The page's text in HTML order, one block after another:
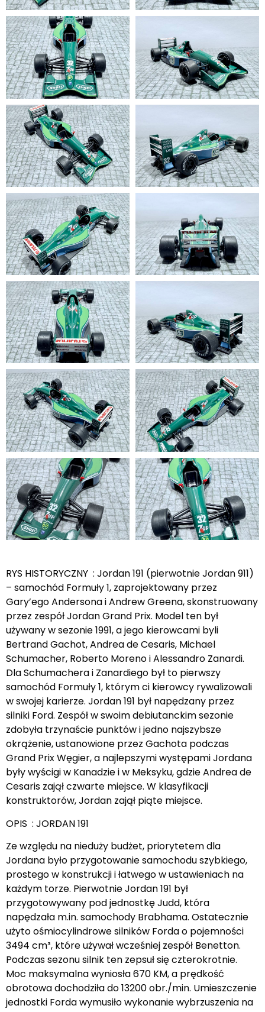
RYS HISTORYCZNY : Jordan 191 (pierwotnie Jordan 911)
– samochód Formuły 1, zaprojektowany przez
Gary’ego Andersona i Andrew Greena, skonstruowany
przez zespół Jordan Grand Prix. Model ten był
używany w sezonie 1991, a jego kierowcami byli
Bertrand Gachot, Andrea de Cesaris, Michael
Schumacher, Roberto Moreno i Alessandro Zanardi.
Dla Schumachera i Zanardiego był to pierwszy
samochód Formuły 1, którym ci kierowcy rywalizowali
w swojej karierze. Jordan 191 był napędzany przez
silniki Ford. Zespół w swoim debiutanckim sezonie
zdobyła trzynaście punktów i jedno najszybsze
okrążenie, ustanowione przez Gachota podczas
Grand Prix Węgier, a najlepszymi występami Jordana
były wyścigi w Kanadzie i w Meksyku, gdzie Andrea de
Cesaris zajął czwarte miejsce. W klasyfikacji
konstruktorów, Jordan zajął piąte miejsce.
OPIS : JORDAN 191
Ze względu na nieduży budżet, priorytetem dla
Jordana było przygotowanie samochodu szybkiego,
prostego w konstrukcji i łatwego w ustawieniach na
każdym torze. Pierwotnie Jordan 191 był
przygotowywany pod jednostkę Judd, która
napędzała m.in. samochody Brabhama. Ostatecznie
użyto ośmiocylindrowe silników Forda o pojemności
3494 cm³, które używał wcześniej zespół Benetton.
Podczas sezonu silnik ten zepsuł się czterokrotnie.
Moc maksymalna wyniosła 670 KM, a prędkość
obrotowa dochodziła do 13200 obr./min. Umieszczenie
jednostki Forda wymusiło wykonanie wybrzuszenia na